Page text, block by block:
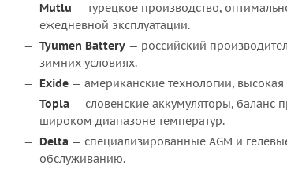
Mutlu — турецкое производство,
ежедневной эксплуатации.
Tyumen Battery — российский
зимних условиях.
Exide — американские технологии,
Topla — словенские аккумуляторы, баланс
широком диапазоне температур.
Delta — специализированные AGM и
обслуживанию.